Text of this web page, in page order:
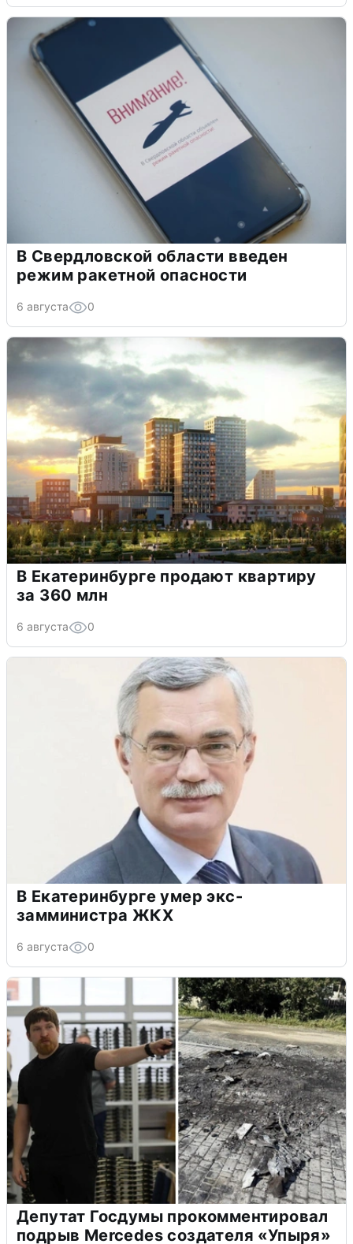
В Свердловской области введен
режим ракетной опасности
6 августа 0
В Екатеринбурге продают квартиру
за 360 млн
6 августа 0
В Екатеринбурге умер экс-
замминистра ЖКХ
6 августа 0
Депутат Госдумы прокомментировал
подрыв Mercedes создателя «Упыря»